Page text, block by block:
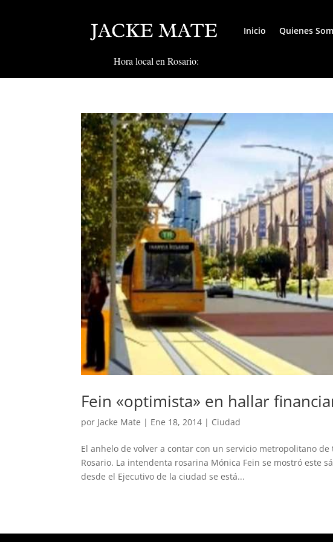
Inicio Quienes
Hora local en Rosario:
Fein «optimista» en hallar
por Jacke Mate | Ene 18, 2014 | Ciudad
El anhelo de volver a contar con un servicio metropolitano
Rosario. La intendenta rosarina Mónica Fein se mostró este
desde el Ejecutivo de la ciudad se está...